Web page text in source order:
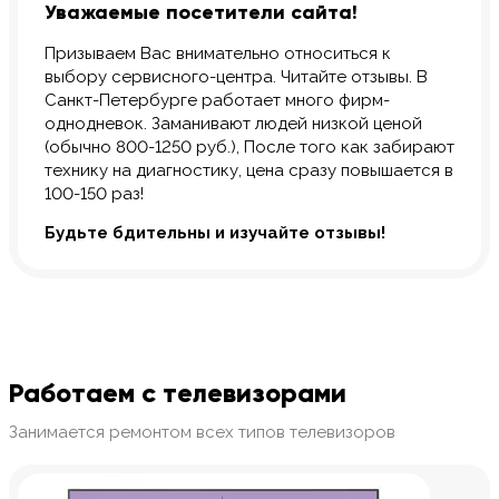
Уважаемые посетители сайта!
Призываем Вас внимательно относиться к
выбору сервисного-центра. Читайте отзывы. В
Санкт-Петербурге работает много фирм-
однодневок. Заманивают людей низкой ценой
(обычно 800-1250 руб.), После того как забирают
технику на диагностику, цена сразу повышается в
100-150 раз!
Будьте бдительны и изучайте отзывы!
Работаем с телевизорами
Занимается ремонтом всех типов телевизоров